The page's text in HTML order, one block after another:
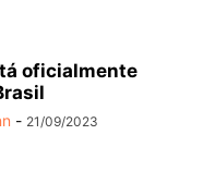
oficialmente
- 21/09/2023